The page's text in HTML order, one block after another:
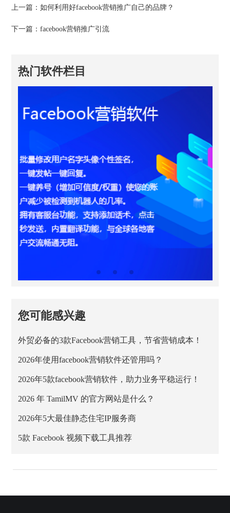
上一篇：如何利用好facebook营销推广自己的品牌？
下一篇：facebook营销推广引流
热门软件栏目
您可能感兴趣
外贸必备的3款Facebook营销工具，节省营销成本！
2026年使用facebook营销软件还管用吗？
2026年5款facebook营销软件，助力业务平稳运行！
2026 年 TamilMV 的官方网站是什么？
2026年5大最佳静态住宅IP服务商
5款 Facebook 视频下载工具推荐